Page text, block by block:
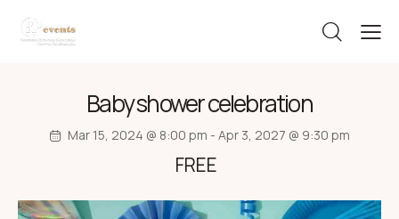
Baby shower celebration
Mar 15, 2024 @ 8:00 pm - Apr 3, 2027 @ 9:30 pm
FREE